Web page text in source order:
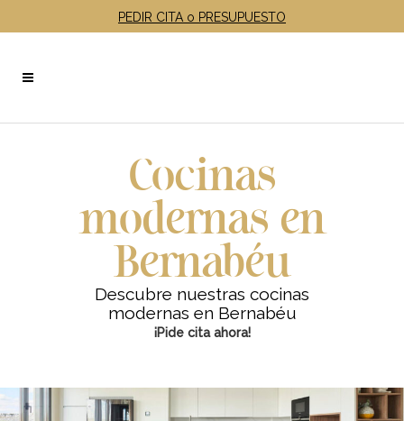
PEDIR CITA o PRESUPUESTO
Cocinas
modernas en
Bernabéu
Descubre nuestras cocinas
modernas en Bernabéu
¡Pide cita ahora!